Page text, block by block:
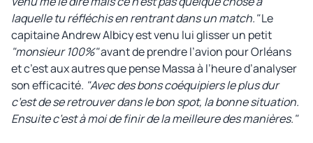
laquelle tu réfléchis en rentrant dans un match."Le
capitaine Andrew Albicy est venu lui glisser un petit
"monsieur 100%"avant de prendre l’avion pour Orléans
et c’est aux autres que pense Massa à l’heure d’analyser
son efficacité. "Avec des bons coéquipiers le plus dur
c’est de se retrouver dans le bon spot, la bonne situation.
Ensuite c’est à moi de finir de la meilleure des manières."